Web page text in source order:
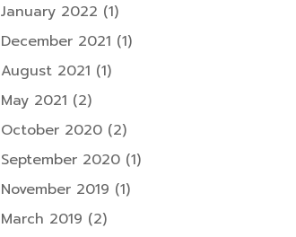
January 2022 (1)
December 2021 (1)
August 2021 (1)
May 2021 (2)
October 2020 (2)
September 2020 (1)
November 2019 (1)
March 2019 (2)